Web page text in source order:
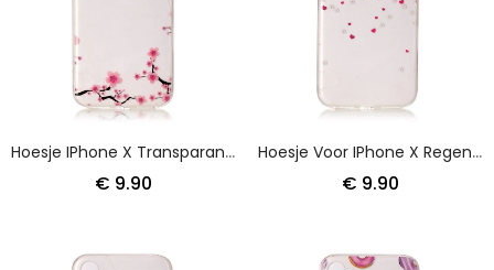
Hoesje IPhone X Transparant Bloeiende Boom
€ 9.90
Hoesje Voor IPhone X Regen Van Harten
€ 9.90